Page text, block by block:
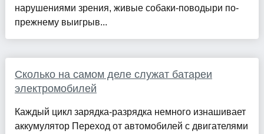
нарушениями зрения, живые собаки-поводыри по-
прежнему выигрыв...
Сколько на самом деле служат батареи
электромобилей
Каждый цикл зарядка-разрядка немного изнашивает
аккумулятор Переход от автомобилей с двигателями